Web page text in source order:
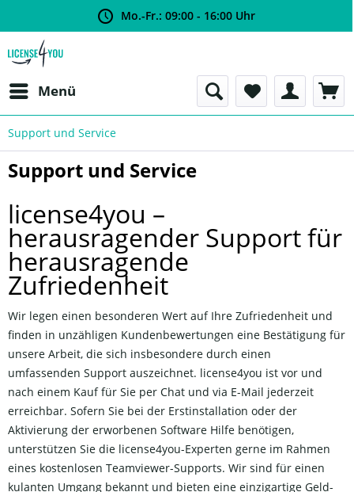
Mo.-Fr.: 09:00 - 16:00 Uhr
Menü
Support und Service
Support und Service
license4you –
herausragender Support für
herausragende
Zufriedenheit
Wir legen einen besonderen Wert auf Ihre Zufriedenheit und
finden in unzähligen Kundenbewertungen eine Bestätigung für
unsere Arbeit, die sich insbesondere durch einen
umfassenden Support auszeichnet. license4you ist vor und
nach einem Kauf für Sie per Chat und via E-Mail jederzeit
erreichbar. Sofern Sie bei der Erstinstallation oder der
Aktivierung der erworbenen Software Hilfe benötigen,
unterstützen Sie die license4you-Experten gerne im Rahmen
eines kostenlosen Teamviewer-Supports. Wir sind für einen
kulanten Umgang bekannt und bieten eine einzigartige Geld-